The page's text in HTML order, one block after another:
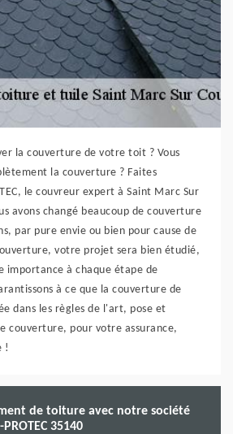
la couverture de votre toit ? Vous
la couverture ? Faites
le couvreur expert à Saint Marc Sur
avons changé beaucoup de couverture
par pure envie ou bien pour cause de
votre projet sera bien étudié,
importance à chaque étape de
à ce que la couverture de
dans les règles de l'art, pose et
couverture, pour votre assurance,
!
de toiture avec notre société
35140